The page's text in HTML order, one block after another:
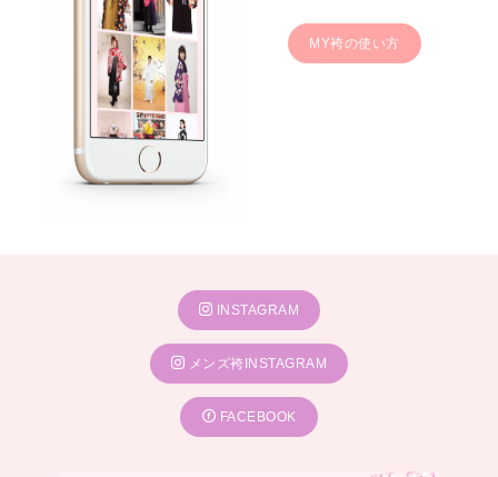
MY袴の使い方
INSTAGRAM
メンズ袴INSTAGRAM
FACEBOOK